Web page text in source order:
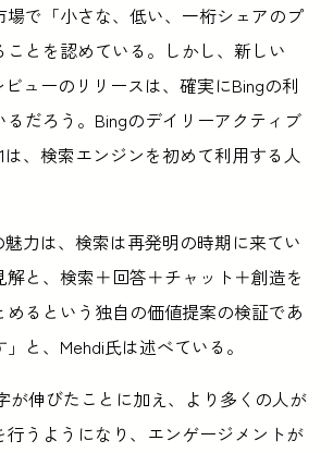
場で「小さな、低い、一桁シェアのプ
ことを認めている。しかし、新しい
ューのリリースは、確実にBingの利
るだろう。Bingのデイリーアクティブ
は、検索エンジンを初めて利用する人
魅力は、検索は再発明の時期に来てい
解と、検索＋回答＋チャット＋創造を
めるという独自の価値提案の検証であ
と、Mehdi氏は述べている。
が伸びたことに加え、より多くの人が
行うようになり、エンゲージメントが